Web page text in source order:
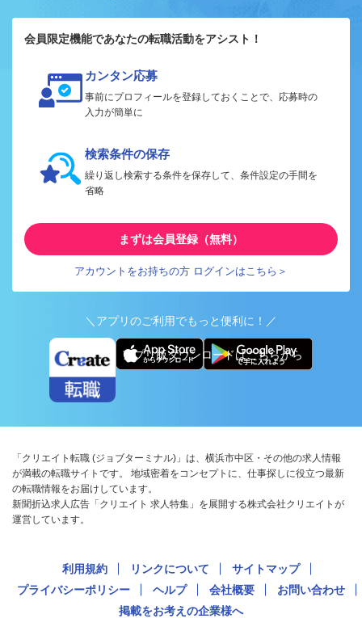
会員限定機能であなたの転職活動をアシスト！
カンタン応募
事前にプロフィールを登録しておくことで、応募時の
入力が簡単に
検索条件の保存
繰り返し検索する条件を保存して、条件設定の手間を
省略
まずは会員登録（無料）
アカウントをお持ちの方 ログインはこちら＞
＼アプリのご利用でもっと便利に！／
アプリ版ダウンロードはこちらから
「クリエイト転職 (ジョブターミナル)」は、横浜市中区・その他の求人情報
が満載の転職サイトです。 地域密着をコンセプトに、仕事探しに役立つ最新
の転職情報をお届けしています。
新聞折込求人広告「クリエイト 求人特集」を展開する株式会社クリエイトが
運営しています。
利用規約 リンクについて
サイトマップ
プライバシーポリシー
ヘルプ 会社概要
お問い合わせ
掲載をお考えの企業様へ